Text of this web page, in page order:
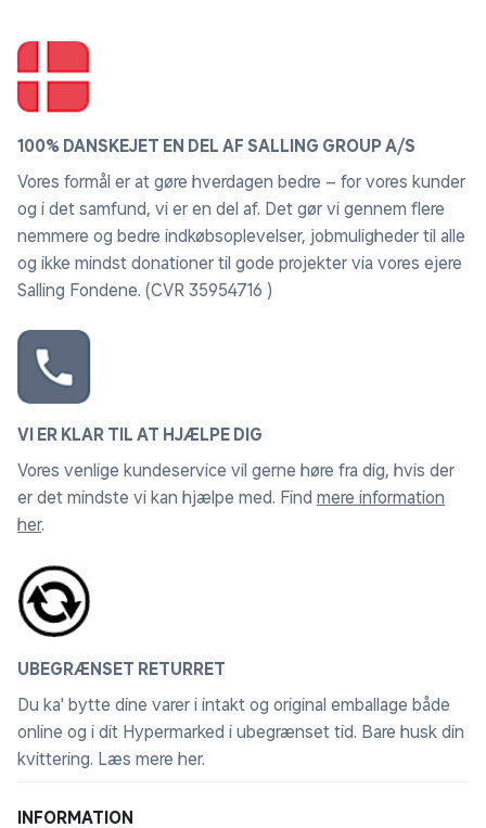
100% DANSKEJET EN DEL AF SALLING GROUP A/S
Vores formål er at gøre hverdagen bedre – for vores kunder
og i det samfund, vi er en del af. Det gør vi gennem flere
nemmere og bedre indkøbsoplevelser, jobmuligheder til alle
og ikke mindst donationer til gode projekter via vores ejere
Salling Fondene. (CVR 35954716 )
VI ER KLAR TIL AT HJÆLPE DIG
Vores venlige kundeservice vil gerne høre fra dig, hvis der
er det mindste vi kan hjælpe med. Find mere information
her.
UBEGRÆNSET RETURRET
Du ka' bytte dine varer i intakt og original emballage både
online og i dit Hypermarked i ubegrænset tid. Bare husk din
kvittering. Læs mere her.
INFORMATION